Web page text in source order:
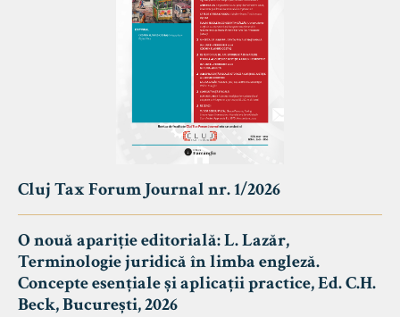
Cluj Tax Forum Journal nr. 1/2026
O nouă apariție editorială: L. Lazăr,
Terminologie juridică în limba engleză.
Concepte esențiale și aplicații practice, Ed. C.H.
Beck, București, 2026